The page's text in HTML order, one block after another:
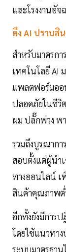
และโรงงานอัจ
ดึง AI ปราบสิ
สำหรับมาตรก
เทคโนโลยี AI
แพลตฟอร์มออ
ปลอดภัยในชีวิ
ผม ปลั๊กพ่วง พ
รวมถึงบูรณาก
สอบตั้งแต่ผู้นำ
ทางออนไลน์ เ
สินค้าคุณภาพต่
อีกทั้งยังมีการ
โดยใช้แนวทา
ระบบมาตรฐา